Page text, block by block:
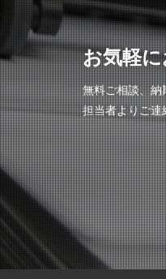
お気軽
無料ご相談、納
担当者よりご連